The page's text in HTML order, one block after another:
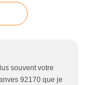
souvent votre
92170 que je